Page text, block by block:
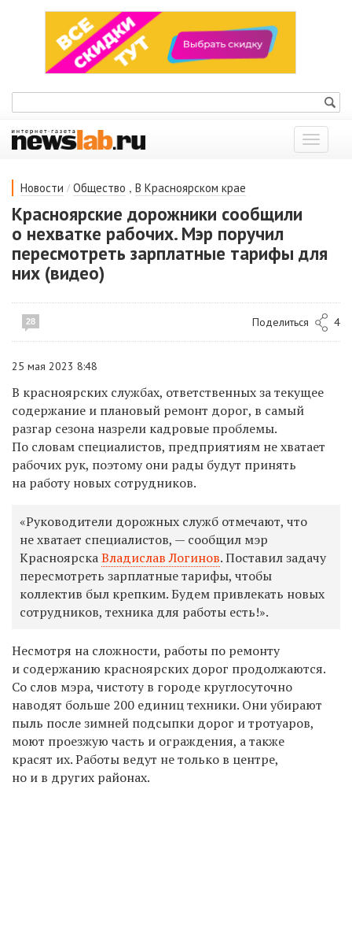
Показать
меню
Новости / Общество , В Красноярском крае
Красноярские дорожники сообщили
о нехватке рабочих. Мэр поручил
пересмотреть зарплатные тарифы для
них (видео)
28 Поделиться 4
25 мая 2023 8:48
В красноярских службах, ответственных за текущее
содержание и плановый ремонт дорог, в самый
разгар сезона назрели кадровые проблемы.
По словам специалистов, предприятиям не хватает
рабочих рук, поэтому они рады будут принять
на работу новых сотрудников.
«Руководители дорожных служб отмечают, что
не хватает специалистов, — сообщил мэр
КрасноярскаВладислав Логинов.Поставил задачу
пересмотреть зарплатные тарифы, чтобы
коллектив был крепким. Будем привлекать новых
сотрудников, техника для работы есть!».
Несмотря на сложности, работы по ремонту
и содержанию красноярских дорог продолжаются.
Со слов мэра, чистоту в городе круглосуточно
наводят больше 200 единиц техники. Они убирают
пыль после зимней подсыпки дорог и тротуаров,
моют проезжую часть и ограждения, а также
красят их.Работы ведут не только в центре,
но и в других районах.